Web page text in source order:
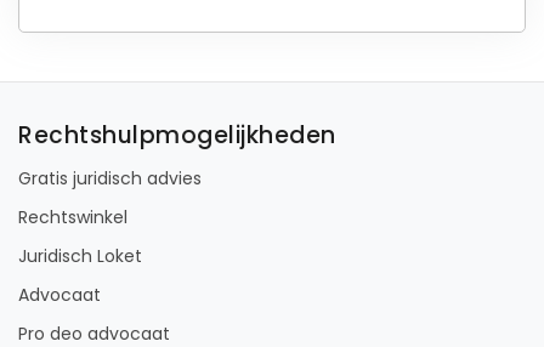
Rechtshulpmogelijkheden
Gratis juridisch advies
Rechtswinkel
Juridisch Loket
Advocaat
Pro deo advocaat